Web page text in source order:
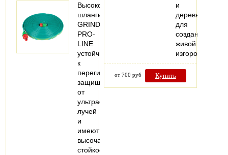
ВысококачественныеПрофессионалные
шланги
GRINDA
PRO-
LINE
устойчивы
к
перегибам,
защищены
от
ультрафиолетовых
лучей
и
имеют
высочайшую
стойкость
и
деревьев
для
создания
живой
изгороди.
от 700 руб Купить